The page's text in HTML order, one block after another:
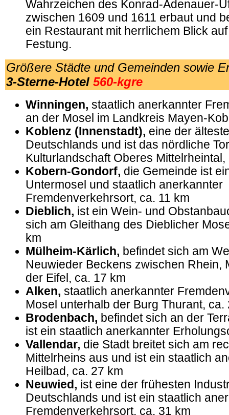
Wahrzeichen des Konrad-Adenauer-
zwischen 1609 und 1611 erbaut und
ein Restaurant mit herrlichem Blick
Festung.
Größere Städte und Gemeinden sowie
3-Sterne-Hotel 560-kgre
Winningen, staatlich anerkannter
an der Mosel im Landkreis Mayen-
Koblenz (Innenstadt), eine der
Deutschlands und ist das nördliche
Kulturlandschaft Oberes Mittelrheintal,
Kobern-Gondorf, die Gemeinde ist
Untermosel und staatlich anerkannter
Fremdenverkehrsort, ca. 11 km
Dieblich, ist ein Wein- und
sich am Gleithang des Dieblicher
km
Mülheim-Kärlich, befindet sich am
Neuwieder Beckens zwischen Rhein,
der Eifel, ca. 17 km
Alken, staatlich anerkannter
Mosel unterhalb der Burg Thurant, ca.
Brodenbach, befindet sich an der
ist ein staatlich anerkannter
Vallendar, die Stadt breitet sich am
Mittelrheins aus und ist ein staatlich
Heilbad, ca. 27 km
Neuwied, ist eine der frühesten
Deutschlands und ist ein staatlich
Fremdenverkehrsort, ca. 31 km